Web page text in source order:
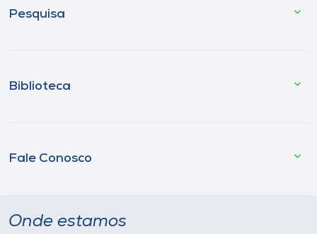
Pesquisa
Biblioteca
Fale Conosco
Onde estamos